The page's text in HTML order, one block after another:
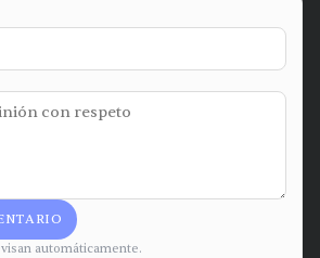
automáticamente.